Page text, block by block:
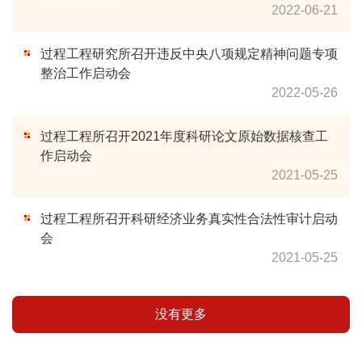
2022-06-21
过程工程研究所召开违反中央八项规定精神问题专项
整治工作启动会
2022-05-26
过程工程所召开2021年度科研论文原始数据核查工
作启动会
2021-05-25
过程工程所召开科研经济业务真实性合法性审计启动
会
2021-05-25
没有更多